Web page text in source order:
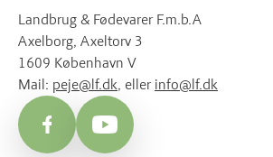
Landbrug & Fødevarer F.m.b.A
Axelborg, Axeltorv 3
1609 København V
Mail: peje@lf.dk, eller info@lf.dk
FacebookYouTube